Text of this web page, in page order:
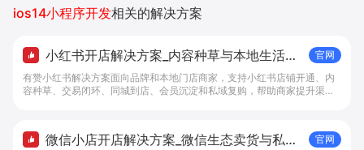
ios14小程序开发相关的解决方案
小红书开店解决方案_内容种草与本地生活转
化工具 - 做生意, 找有赞
官网
有赞小红书解决方案面向品牌和本地门店商家，支持小红书店铺开通、内
容种草、交易闭环、同城到店、会员沉淀和私域复购，帮助商家提升渠道
微信小店开店解决方案_微信生态卖货与私域
官网